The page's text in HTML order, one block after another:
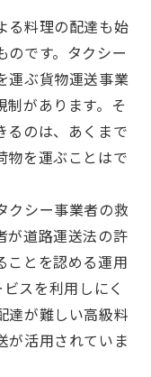
る料理の配達も始
のです。タクシー
運ぶ貨物運送事業
制があります。そ
るのは、あくまで
物を運ぶことはで
クシー事業者の救
が道路運送法の許
ことを認める運用
スを利用しにく
達が難しい高級料
が活用されていま